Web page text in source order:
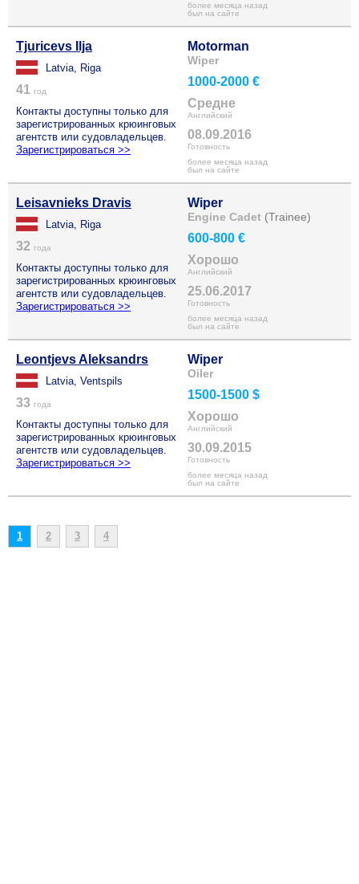
более месяца назад
был на сайте
Tjuricevs Ilja
Latvia, Riga
41 год
Контакты доступны только для
зарегистрированных крюинговых
агентств или судовладельцев.
Зарегистрироваться >>
Motorman
Wiper
1000-2000 €
Средне
Английский
08.09.2016
Готовность
более месяца назад
был на сайте
Leisavnieks Dravis
Latvia, Riga
32 года
Контакты доступны только для
зарегистрированных крюинговых
агентств или судовладельцев.
Зарегистрироваться >>
Wiper
Engine Cadet (Trainee)
600-800 €
Хорошо
Английский
25.06.2017
Готовность
более месяца назад
был на сайте
Leontjevs Aleksandrs
Latvia, Ventspils
33 года
Контакты доступны только для
зарегистрированных крюинговых
агентств или судовладельцев.
Зарегистрироваться >>
Wiper
Oiler
1500-1500 $
Хорошо
Английский
30.09.2015
Готовность
более месяца назад
был на сайте
1 2 3 4